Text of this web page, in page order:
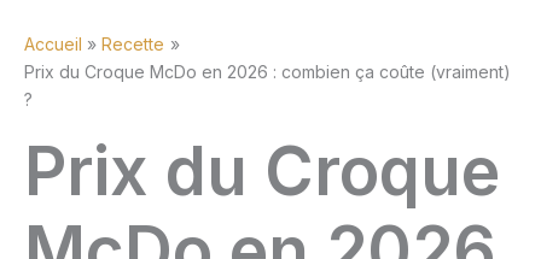
Accueil
Recette
Prix du Croque McDo en 2026 : combien ça coûte (vraiment)
?
Prix du Croque